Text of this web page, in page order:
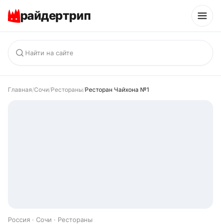
райдертрип
Главная/Сочи/Рестораны/Ресторан Чайхона №1
Россия · Сочи · Рестораны